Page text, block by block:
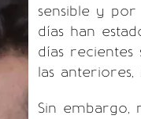
sensible y
días han
días
las
Sin embargo,